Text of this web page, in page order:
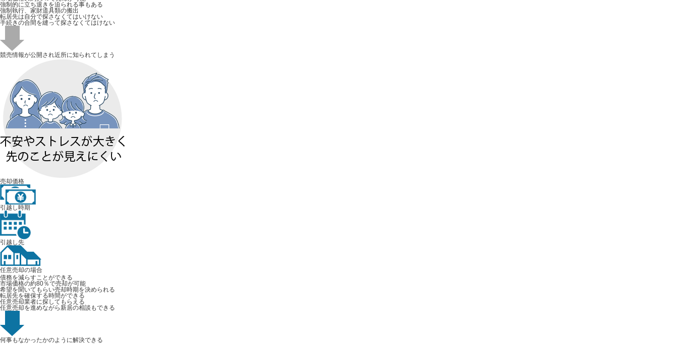
強制的に立ち退きを迫られる事もある
強制執行、家財道具類の搬出
転居先は自分で探さなくてはいけない
手続きの合間を縫って探さなくてはけない
競売情報が公開され近所に知られてしまう
売却価格
引越し時期
引越し先
任意売却の場合
債務を減らすことができる
市場価格の約80％で売却が可能
希望を聞いてもらい売却時期を決められる
転居先を確保する時間ができる
任意売却業者に探してもらえる
任意売却を進めながら新居の相談もできる
何事もなかったかのように解決できる